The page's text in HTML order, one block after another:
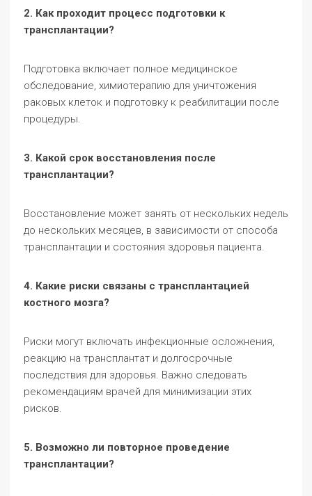
2. Как проходит процесс подготовки к
трансплантации?
Подготовка включает полное медицинское
обследование, химиотерапию для уничтожения
раковых клеток и подготовку к реабилитации после
процедуры.
3. Какой срок восстановления после
трансплантации?
Восстановление может занять от нескольких недель
до нескольких месяцев, в зависимости от способа
трансплантации и состояния здоровья пациента.
4. Какие риски связаны с трансплантацией
костного мозга?
Риски могут включать инфекционные осложнения,
реакцию на трансплантат и долгосрочные
последствия для здоровья. Важно следовать
рекомендациям врачей для минимизации этих
рисков.
5. Возможно ли повторное проведение
трансплантации?